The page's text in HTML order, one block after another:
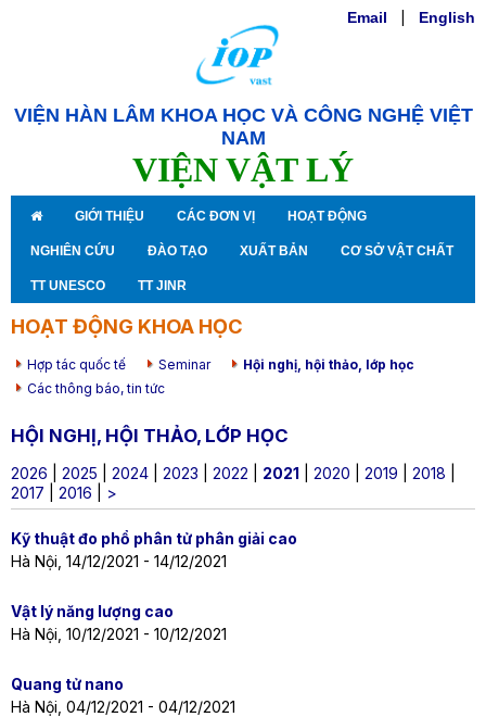
VIỆN HÀN LÂM KHOA HỌC VÀ CÔNG NGHỆ VIỆT
NAM
VIỆN VẬT LÝ
Email English
GIỚI THIỆU CÁC ĐƠN VỊ HOẠT ĐỘNG
NGHIÊN CỨU ĐÀO TẠO XUẤT BẢN CƠ SỞ VẬT CHẤT
TT UNESCO TT JINR
HOẠT ĐỘNG KHOA HỌC
Hợp tác quốc tế Seminar
Hội nghị, hội thảo, lớp học
Các thông báo, tin tức
HỘI NGHỊ, HỘI THẢO, LỚP HỌC
2026 2025 2024 2023 2022 2021 2020 2019 2018
2017
2016 >
Kỹ thuật đo phổ phân tử phân giải cao
Hà Nội, 14/12/2021 - 14/12/2021
Vật lý năng lượng cao
Hà Nội, 10/12/2021 - 10/12/2021
Quang tử nano
Hà Nội, 04/12/2021 - 04/12/2021